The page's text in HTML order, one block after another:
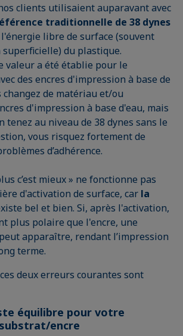
clients utilisaient auparavant avec
traditionnelle de 38 dynes
libre de surface (souvent
du plastique.
valeur a été établie pour le
des encres d'impression à base de
changez de matériau et/ou
d'impression à base d'eau, mais
tenez au niveau de 38 dynes sans le
vous risquez fortement de
d’adhérence.
c’est mieux » ne fonctionne pas
d'activation de surface, car la
bel et bien. Si, après l'activation,
plus polaire que l'encre, une
apparaître, rendant l’impression
terme.
deux erreurs courantes sont
équilibre pour votre
encre